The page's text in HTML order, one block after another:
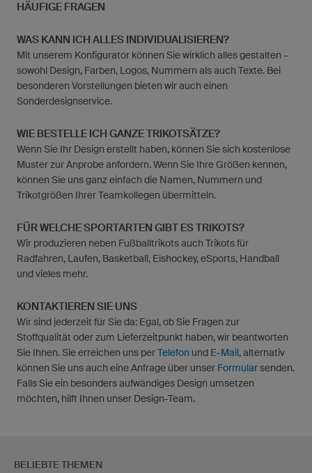
HÄUFIGE FRAGEN
WAS KANN ICH ALLES INDIVIDUALISIEREN?
Mit unserem Konfigurator können Sie wirklich alles gestalten –
sowohl Design, Farben, Logos, Nummern als auch Texte. Bei
besonderen Vorstellungen bieten wir auch einen
Sonderdesignservice.
WIE BESTELLE ICH GANZE TRIKOTSÄTZE?
Wenn Sie Ihr Design erstellt haben, können Sie sich kostenlose
Muster zur Anprobe anfordern. Wenn Sie Ihre Größen kennen,
können Sie uns ganz einfach die Namen, Nummern und
Trikotgrößen Ihrer Teamkollegen übermitteln.
FÜR WELCHE SPORTARTEN GIBT ES TRIKOTS?
Wir produzieren neben Fußballtrikots auch Trikots für
Radfahren, Laufen, Basketball, Eishockey, eSports, Handball
und vieles mehr.
KONTAKTIEREN SIE UNS
Wir sind jederzeit für Sie da: Egal, ob Sie Fragen zur
Stoffqualität oder zum Lieferzeitpunkt haben, wir beantworten
Sie Ihnen. Sie erreichen uns perTelefon und E-Mail, alternativ
können Sie uns auch eine Anfrage über unser Formularsenden.
Falls Sie ein besonders aufwändiges Design umsetzen
möchten, hilft Ihnen unser Design-Team.
BELIEBTE THEMEN